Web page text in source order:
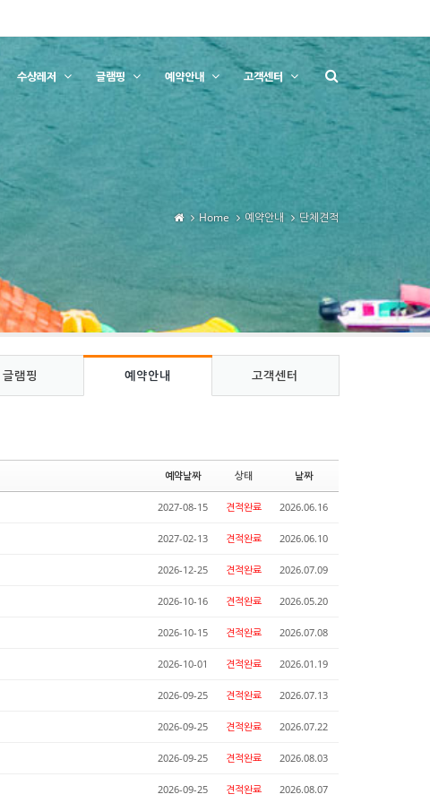
수상레저 글램핑 예약안내 고객센터
Home 예약안내 단체견적
글램핑 예약안내 고객센터
예약날짜 상태 날짜
2027-08-15 견적완료 2026.06.16
2027-02-13 견적완료 2026.06.10
2026-12-25 견적완료 2026.07.09
2026-10-16 견적완료 2026.05.20
2026-10-15 견적완료 2026.07.08
2026-10-01 견적완료 2026.01.19
2026-09-25 견적완료 2026.07.13
2026-09-25 견적완료 2026.07.22
2026-09-25 견적완료 2026.08.03
2026-09-25 견적완료 2026.08.07